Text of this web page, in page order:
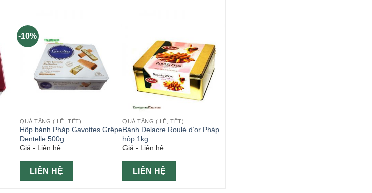
-10%
QUÀ TẶNG ( LỄ, TẾT)
Hộp bánh Pháp Gavottes Grêpe
Dentelle 500g
Giá - Liên hệ
LIÊN HỆ
QUÀ TẶNG ( LỄ, TẾT)
Bánh Delacre Roulé d’or Pháp
hộp 1kg
Giá - Liên hệ
LIÊN HỆ